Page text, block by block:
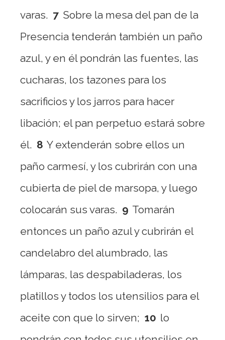
varas. 7 Sobre la mesa del pan de la
Presencia tenderán también un paño
azul, y en él pondrán las fuentes, las
cucharas, los tazones para los
sacrificios y los jarros para hacer
libación; el pan perpetuo estará sobre
él. 8 Y extenderán sobre ellos un
paño carmesí, y los cubrirán con una
cubierta de piel de marsopa, y luego
colocarán sus varas. 9 Tomarán
entonces un paño azul y cubrirán el
candelabro del alumbrado, las
lámparas, las despabiladeras, los
platillos y todos los utensilios para el
aceite con que lo sirven; 10 lo